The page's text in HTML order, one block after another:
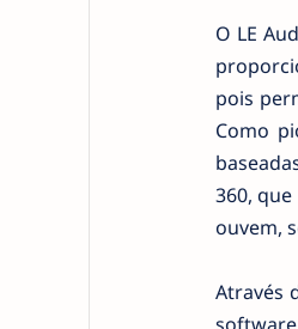
O LE
pois
Como
360,
ouvem,
Através